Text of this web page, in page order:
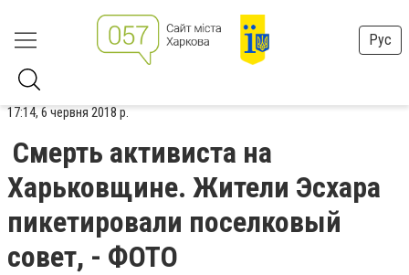
Рус
17:14, 6 червня 2018 р.
Смерть активиста на
Харьковщине. Жители Эсхара
пикетировали поселковый
совет, - ФОТО